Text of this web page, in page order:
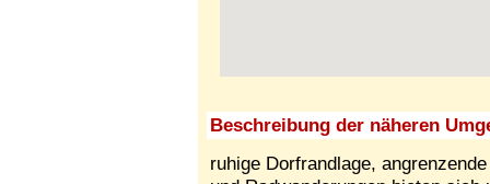
Beschreibung der näheren
ruhige Dorfrandlage,